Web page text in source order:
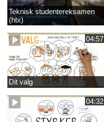
Teknisk studentereksamen
(htx)
04:57
Dit valg
04:32